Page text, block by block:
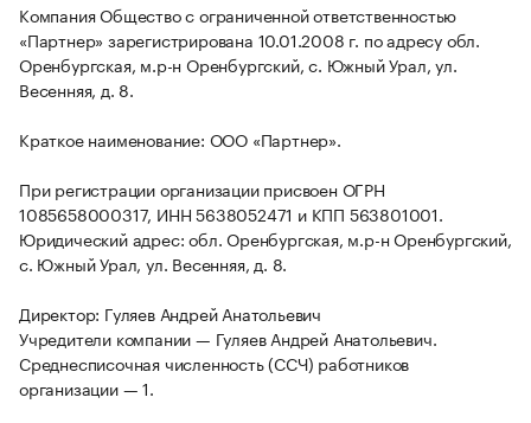
Компания Общество с ограниченной ответственностью
«Партнер» зарегистрирована 10.01.2008 г. по адресу обл.
Оренбургская, м.р-н Оренбургский, с. Южный Урал, ул.
Весенняя, д. 8.
Краткое наименование: ООО «Партнер».
При регистрации организации присвоен ОГРН
1085658000317, ИНН 5638052471 и КПП 563801001.
Юридический адрес: обл. Оренбургская, м.р-н Оренбургский,
с. Южный Урал, ул. Весенняя, д. 8.
Директор: Гуляев Андрей Анатольевич
Учредители компании — Гуляев Андрей Анатольевич.
Среднесписочная численность (ССЧ) работников
организации — 1.